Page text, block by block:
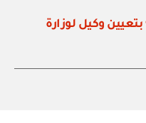
مرسوم سلطاني رقم ١١١ / ٩٤ بتعيين وكيل لوزارة